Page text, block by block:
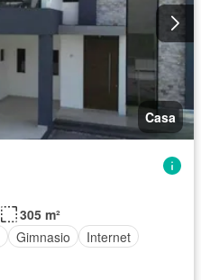
Casa
305 m²
Gimnasio
Internet